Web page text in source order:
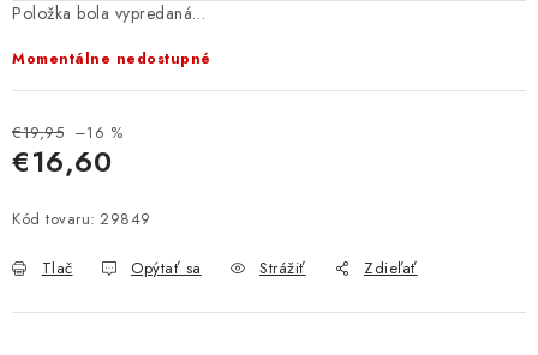
Položka bola vypredaná…
Momentálne nedostupné
€19,95 –16 %
€16,60
Kód tovaru: 29849
Tlač Opýtať sa Strážiť Zdieľať